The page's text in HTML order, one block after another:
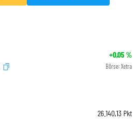
+0,05%
Börse: Xetra
26.140,13 Pkt